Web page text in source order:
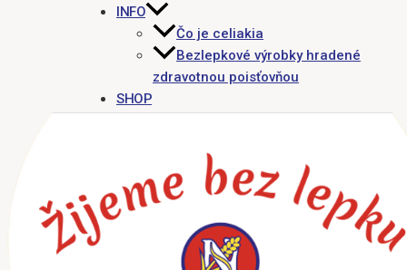
INFO
Čo je celiakia
Bezlepkové výrobky hradené
zdravotnou poisťovňou
SHOP